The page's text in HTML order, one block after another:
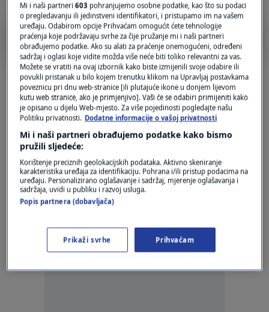
TEKSTILNI PROIZVODI
POTICANJE RECIKLIRANJA
EU uvodi zabranu uništavanja neprodane
odjeće i obuće
SVIJET| prije 1 min.| 0
Oglas
Mi i naši partneri603 pohranjujemo osobne podatke, kao što su podaci
o pregledavanju ili jedinstveni identifikatori, i pristupamo im na vašem
uređaju. Odabirom opcije Prihvaćam omogućit ćete tehnologije
praćenja koje podržavaju svrhe za čije pružanje mi i naši partneri
obrađujemo podatke. Ako su alati za praćenje onemogućeni, određeni
sadržaj i oglasi koje vidite možda više neće biti toliko relevantni za vas.
Možete se vratiti na ovaj izbornik kako biste izmijenili svoje odabire ili
povukli pristanak u bilo kojem trenutku klikom na Upravljaj postavkama
poveznicu pri dnu web-stranice [ili plutajuće ikone u donjem lijevom
kutu web stranice, ako je primjenjivo]. Vaši će se odabiri primijeniti kako
je opisano u dijelu Web-mjesto. Za više pojedinosti pogledajte našu
Politiku privatnosti. Dodatne informacije o vašoj privatnosti
Mi i naši partneri obrađujemo podatke kako bismo
pružili sljedeće:
Korištenje preciznih geolokacijskih podataka. Aktivno skeniranje
karakteristika uređaja za identifikaciju. Pohrana i/ili pristup podacima na
uređaju. Personalizirano oglašavanje i sadržaj, mjerenje oglašavanja i
sadržaja, uvidi u publiku i razvoj usluga.
Popis partnera (dobavljača)
Prikaži svrhe Prihvaćam